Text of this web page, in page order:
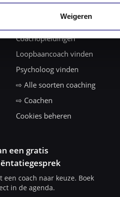
Weigeren
Coachopleidingen
Loopbaancoach vinden
Psycholoog vinden
⇨ Alle soorten coaching
⇨ Coachen
Cookies beheren
een gratis
een coach naar keuze. Boek
in de agenda.